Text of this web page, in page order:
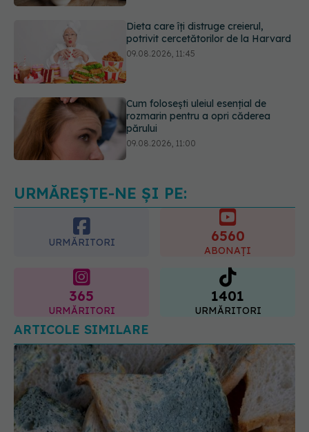
Cum folosești uleiul esențial de
09.08.2026, 11:00
Ce este testul TORCH și cine trebuie
să-l facă. Ce înseamnă un rezultat
URMĂREȘTE-NE ȘI PE:
URMĂRITORI 6560
ABONAȚI
365
URMĂRITORI
1401
URMĂRITORI
ARTICOLE SIMILARE